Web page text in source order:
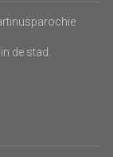
de stad.